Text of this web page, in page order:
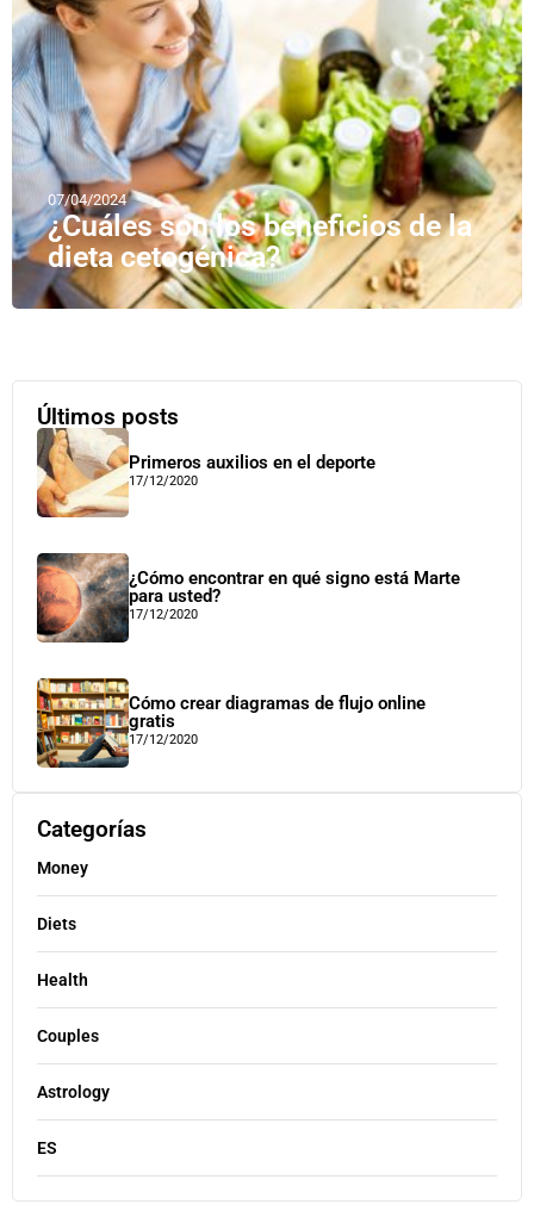
07/04/2024
¿Cuáles son los beneficios de la
dieta cetogénica?
Últimos posts
Primeros auxilios en el deporte
17/12/2020
¿Cómo encontrar en qué signo está Marte
para usted?
17/12/2020
Cómo crear diagramas de flujo online
gratis
17/12/2020
Categorías
Money
Diets
Health
Couples
Astrology
ES